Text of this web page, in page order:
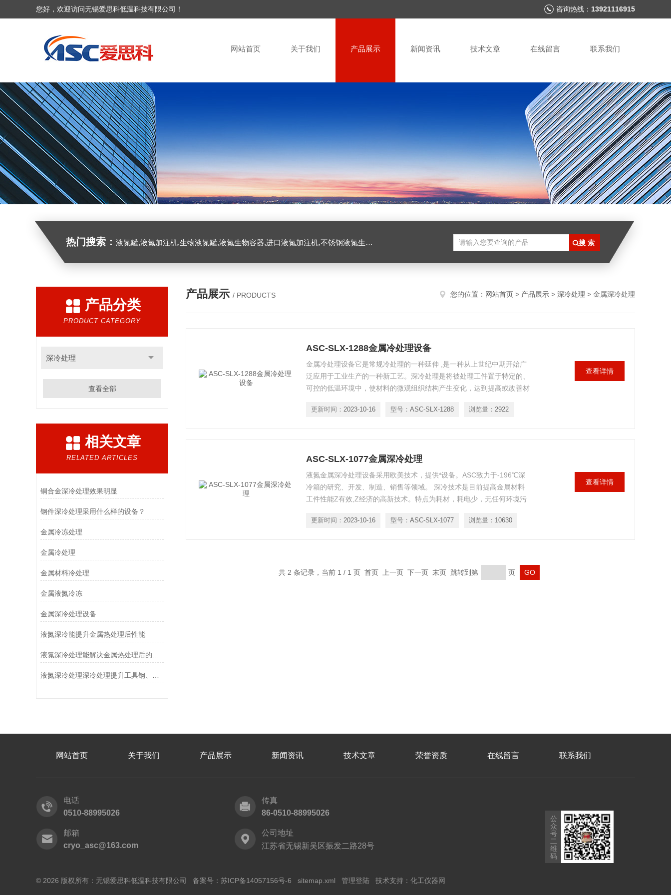
您好，欢迎访问无锡爱思科低温科技有限公司！ 咨询热线： 13921116915
网站首页 关于我们 产品展示 新闻资讯 技术文章 在线留言 联系我们
热门搜索： 液氮罐,液氮加注机,生物液氮罐,液氮生物容器,进口液氮加注机,不锈钢液氮生物容器
产品分类
PRODUCT CATEGORY
深冷处理
查看全部
相关文章
RELATED ARTICLES
铜合金深冷处理效果明显
钢件深冷处理采用什么样的设备？
金属冷冻处理
金属冷处理
金属材料冷处理
金属液氮冷冻
金属深冷处理设备
液氮深冷能提升金属热处理后性能
产品展示 / PRODUCTS 您的位置： 网站首页 > 产品展示 > 深冷处理 > 金属深冷处理
ASC-SLX-1288金属冷处理设备
金属冷处理设备它是常规冷处理的一种延伸 ,是一种从上世纪中期开始广
泛应用于工业生产的一种新工艺。深冷处理是将被处理工件置于特定的、
可控的低温环境中，使材料的微观组织结构产生变化，达到提高或改善材
更新时间： 2023-10-16 型号： ASC-SLX-1288 浏览量： 2922
查看详情
ASC-SLX-1077金属深冷处理
液氮金属深冷处理设备采用欧美技术，提供*设备。ASC致力于-196℃深
冷箱的研究、开发、制造、销售等领域。 深冷技术是目前提高金属材料
工件性能Z有效,Z经济的高新技术。特点为耗材，耗电少，无任何环境污
业、汽车、五金工具、体育器材等行业中得到广泛的应用。
更新时间： 2023-10-16 型号： ASC-SLX-1077 浏览量： 10630
查看详情
共 2 条记录，当前 1 / 1 页 首页 上一页 下一页 末页 跳转到第 页
网站首页 关于我们 产品展示 新闻资讯 技术文章 荣誉资质 在线留言 联系我们
电话
0510-88995026
传真
86-0510-88995026
邮箱
cryo_asc@163.com
公司地址
江苏省无锡新吴区振发二路28号
© 2026 版权所有：无锡爱思科低温科技有限公司 备案号： 苏ICP备14057156号-6 sitemap.xml 管理登陆 技术支持： 化工仪器网
公
众
号
二
维
码